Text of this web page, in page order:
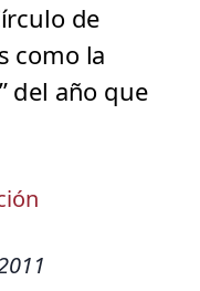
de
como la
del año que